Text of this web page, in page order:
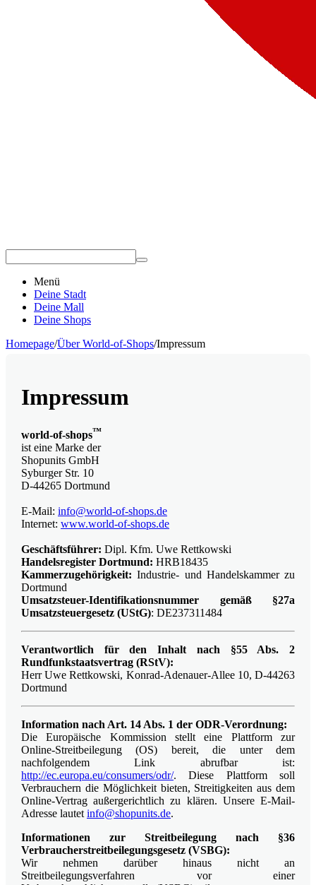
Menü
Deine Stadt
Deine Mall
Deine Shops
Homepage/Über World-of-Shops/Impressum
Impressum
world-of-shops™
ist eine Marke der
Shopunits GmbH
Syburger Str. 10
D-44265 Dortmund
E-Mail: info@world-of-shops.de
Internet: www.world-of-shops.de
Geschäftsführer: Dipl. Kfm. Uwe Rettkowski
Handelsregister Dortmund: HRB18435
Kammerzugehörigkeit: Industrie- und Handelskammer zu
Dortmund
Umsatzsteuer-Identifikationsnummer gemäß §27a
Umsatzsteuergesetz (UStG): DE237311484
Verantwortlich für den Inhalt nach §55 Abs. 2
Rundfunkstaatsvertrag (RStV):
Herr Uwe Rettkowski, Konrad-Adenauer-Allee 10, D-44263
Dortmund
Information nach Art. 14 Abs. 1 der ODR-Verordnung:
Die Europäische Kommission stellt eine Plattform zur
Online-Streitbeilegung (OS) bereit, die unter dem
nachfolgendem Link abrufbar ist:
http://ec.europa.eu/consumers/odr/. Diese Plattform soll
Verbrauchern die Möglichkeit bieten, Streitigkeiten aus dem
Online-Vertrag außergerichtlich zu klären. Unsere E-Mail-
Adresse lautet info@shopunits.de.
Informationen zur Streitbeilegung nach §36
Verbraucherstreitbeilegungsgesetz (VSBG):
Wir nehmen darüber hinaus nicht an
Streitbeilegungsverfahren vor einer